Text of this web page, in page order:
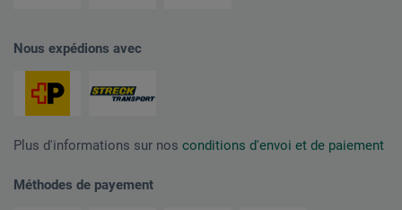
Nous expédions avec
Plus d'informations sur nos conditions d'envoi et de paiement
Méthodes de payement